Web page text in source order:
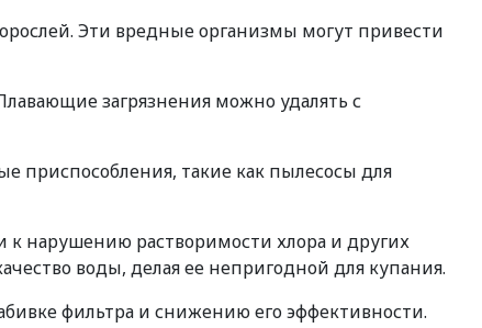
Эти вредные организмы могут привести
загрязнения можно удалять с
приспособления, такие как пылесосы для
к нарушению растворимости хлора и других
воды, делая ее непригодной для купания.
фильтра и снижению его эффективности.